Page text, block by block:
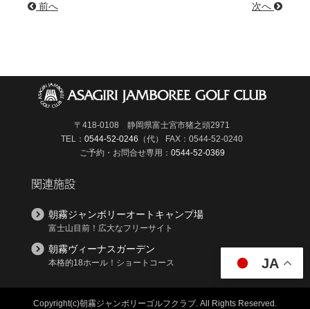
JA
前へ 次へ
〒418-0108 静岡県富士宮市猪之頭2971
TEL：0544-52-0246 （代）
FAX：0544-52-0240
ご予約・お問合せ専用： 0544-52-0369
関連施設
朝霧ジャンボリーオートキャンプ場
富士山目前！広大なフリーサイト
朝霧ヴィーナスガーデン
本格的18ホール！ショートコース
Copyright(c)朝霧ジャンボリーゴルフクラブ. All Rights Reserved.